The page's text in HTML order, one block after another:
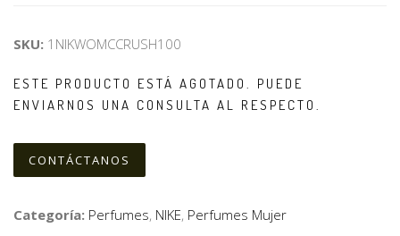
SKU: 1NIKWOMCCRUSH100
ESTE PRODUCTO ESTÁ AGOTADO. PUEDE
ENVIARNOS UNA CONSULTA AL RESPECTO.
CONTÁCTANOS
Categoría: Perfumes, NIKE, Perfumes Mujer